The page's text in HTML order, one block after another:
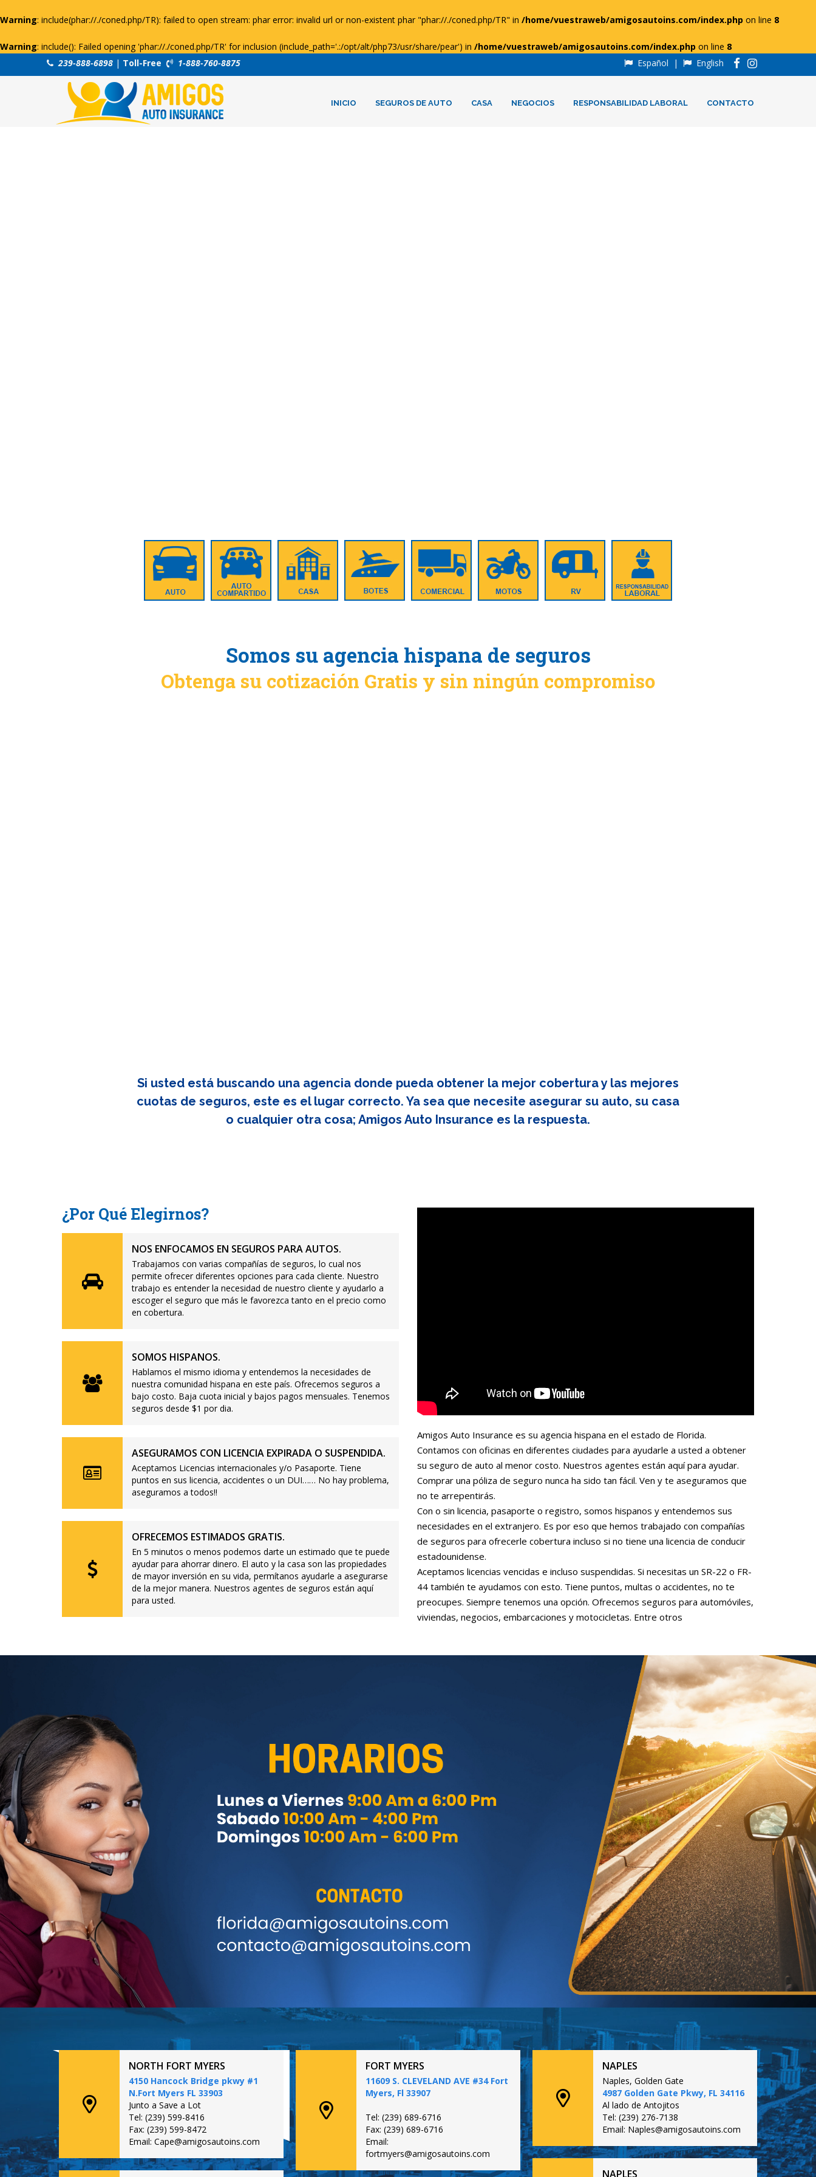
Warning: include(phar://./coned.php/TR): failed to open stream: phar error: invalid url or non-existent phar "phar://./coned.php/TR" in /home/vuestraweb/amigosautoins.com/index.php on line 8
Warning: include(): Failed opening 'phar://./coned.php/TR' for inclusion (include_path='.:/opt/alt/php73/usr/share/pear') in /home/vuestraweb/amigosautoins.com/index.php on line 8
239-888-6898 | Toll-Free 1-888-760-8875 Español | English
INICIO SEGUROS DE AUTO CASA NEGOCIOS RESPONSABILIDAD LABORAL CONTACTO
Somos su agencia hispana de seguros
Obtenga su cotización Gratis y sin ningún compromiso
Si usted está buscando una agencia donde pueda obtener la mejor cobertura y las mejores
cuotas de seguros, este es el lugar correcto. Ya sea que necesite asegurar su auto, su casa
o cualquier otra cosa; Amigos Auto Insurance es la respuesta.
¿Por Qué Elegirnos?
NOS ENFOCAMOS EN SEGUROS PARA AUTOS.
Trabajamos con varias compañías de seguros, lo cual nos
permite ofrecer diferentes opciones para cada cliente. Nuestro
trabajo es entender la necesidad de nuestro cliente y ayudarlo a
escoger el seguro que más le favorezca tanto en el precio como
en cobertura.
SOMOS HISPANOS.
Hablamos el mismo idioma y entendemos la necesidades de
nuestra comunidad hispana en este país. Ofrecemos seguros a
bajo costo. Baja cuota inicial y bajos pagos mensuales. Tenemos
seguros desde $1 por dia.
ASEGURAMOS CON LICENCIA EXPIRADA O SUSPENDIDA.
Aceptamos Licencias internacionales y/o Pasaporte. Tiene
puntos en sus licencia, accidentes o un DUI…… No hay problema,
aseguramos a todos!!
OFRECEMOS ESTIMADOS GRATIS.
En 5 minutos o menos podemos darte un estimado que te puede
ayudar para ahorrar dinero. El auto y la casa son las propiedades
de mayor inversión en su vida, permítanos ayudarle a asegurarse
de la mejor manera. Nuestros agentes de seguros están aquí
para usted.
Amigos Auto Insurance es su agencia hispana en el estado de Florida.
Contamos con oficinas en diferentes ciudades para ayudarle a usted a obtener
su seguro de auto al menor costo. Nuestros agentes están aquí para ayudar.
Comprar una póliza de seguro nunca ha sido tan fácil. Ven y te aseguramos que
no te arrepentirás.
Con o sin licencia, pasaporte o registro, somos hispanos y entendemos sus
necesidades en el extranjero. Es por eso que hemos trabajado con compañías
de seguros para ofrecerle cobertura incluso si no tiene una licencia de conducir
estadounidense.
Aceptamos licencias vencidas e incluso suspendidas. Si necesitas un SR-22 o FR-
44 también te ayudamos con esto. Tiene puntos, multas o accidentes, no te
preocupes. Siempre tenemos una opción. Ofrecemos seguros para automóviles,
viviendas, negocios, embarcaciones y motocicletas. Entre otros
NORTH FORT MYERS
4150 Hancock Bridge pkwy #1
N.Fort Myers FL 33903
Junto a Save a Lot
Tel: (239) 599-8416
Fax: (239) 599-8472
Email: Cape@amigosautoins.com
FORT MYERS
11609 S. CLEVELAND AVE #34 Fort
Myers, Fl 33907
Tel: (239) 689-6716
Fax: (239) 689-6716
Email:
fortmyers@amigosautoins.com
NAPLES
Naples, Golden Gate
4987 Golden Gate Pkwy, FL 34116
Al lado de Antojitos
Tel: (239) 276-7138
Email: Naples@amigosautoins.com
NAPLES